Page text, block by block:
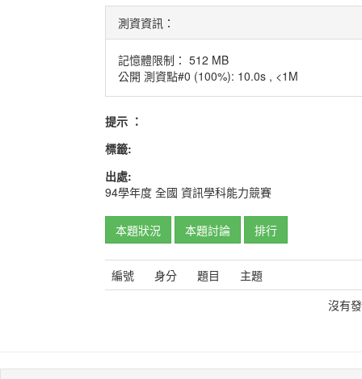
測資資訊：
記憶體限制： 512 MB
公開 測資點#0 (100%): 10.0s , <1M
提示 ：
標籤:
出處:
94學年度 全國 資訊學科能力競賽
本題狀況 本題討論 排行
編號 身分 題目
主題
沒有